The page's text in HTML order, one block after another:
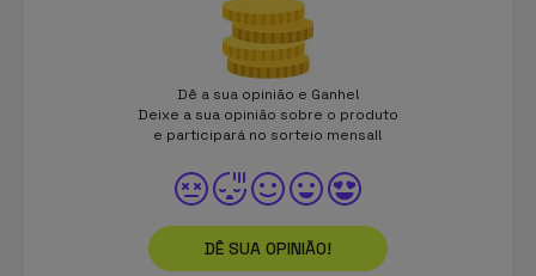
Dê a sua opinião e Ganhe!
Deixe a sua opinião sobre o produto
e participará no sorteio mensal!
DÊ SUA OPINIÃO!